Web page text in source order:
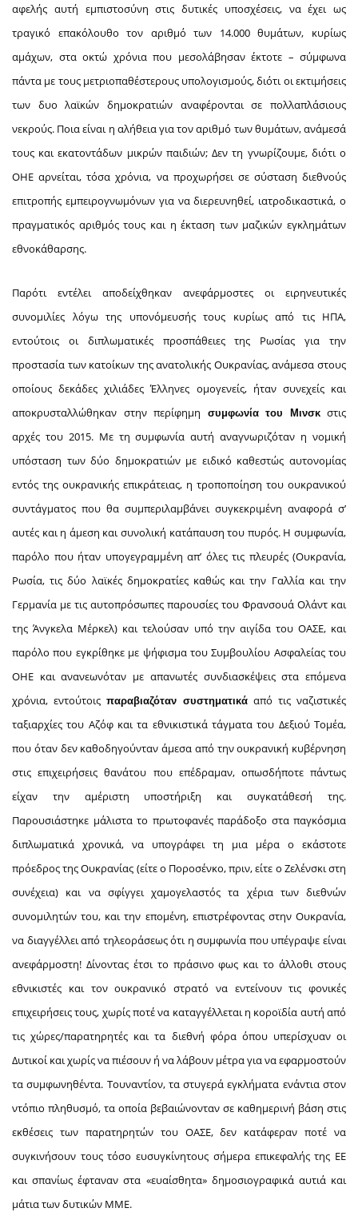
αφελής αυτή εμπιστοσύνη στις δυτικές υποσχέσεις, να έχει ως
τραγικό επακόλουθο τον αριθμό των 14.000 θυμάτων, κυρίως
αμάχων, στα οκτώ χρόνια που μεσολάβησαν έκτοτε – σύμφωνα
πάντα με τους μετριοπαθέστερους υπολογισμούς, διότι οι εκτιμήσεις
των δυο λαϊκών δημοκρατιών αναφέρονται σε πολλαπλάσιους
νεκρούς. Ποια είναι η αλήθεια για τον αριθμό των θυμάτων, ανάμεσά
τους και εκατοντάδων μικρών παιδιών; Δεν τη γνωρίζουμε, διότι ο
ΟΗΕ αρνείται, τόσα χρόνια, να προχωρήσει σε σύσταση διεθνούς
επιτροπής εμπειρογνωμόνων για να διερευνηθεί, ιατροδικαστικά, ο
πραγματικός αριθμός τους και η έκταση των μαζικών εγκλημάτων
εθνοκάθαρσης.
Παρότι εντέλει αποδείχθηκαν ανεφάρμοστες οι ειρηνευτικές
συνομιλίες λόγω της υπονόμευσής τους κυρίως από τις ΗΠΑ,
εντούτοις οι διπλωματικές προσπάθειες της Ρωσίας για την
προστασία των κατοίκων της ανατολικής Ουκρανίας, ανάμεσα στους
οποίους δεκάδες χιλιάδες Έλληνες ομογενείς, ήταν συνεχείς και
αποκρυσταλλώθηκαν στην περίφημη συμφωνία του Μινσκστις
αρχές του 2015. Με τη συμφωνία αυτή αναγνωριζόταν η νομική
υπόσταση των δύο δημοκρατιών με ειδικό καθεστώς αυτονομίας
εντός της ουκρανικής επικράτειας, η τροποποίηση του ουκρανικού
συντάγματος που θα συμπεριλαμβάνει συγκεκριμένη αναφορά σ’
αυτές και η άμεση και συνολική κατάπαυση του πυρός. Η συμφωνία,
παρόλο που ήταν υπογεγραμμένη απ’ όλες τις πλευρές (Ουκρανία,
Ρωσία, τις δύο λαϊκές δημοκρατίες καθώς και την Γαλλία και την
Γερμανία με τις αυτοπρόσωπες παρουσίες του Φρανσουά Ολάντ και
της Άνγκελα Μέρκελ) και τελούσαν υπό την αιγίδα του ΟΑΣΕ, και
παρόλο που εγκρίθηκε με ψήφισμα του Συμβουλίου Ασφαλείας του
ΟΗΕ και ανανεωνόταν με απανωτές συνδιασκέψεις στα επόμενα
χρόνια, εντούτοιςπαραβιαζόταν συστηματικάαπό τις ναζιστικές
ταξιαρχίες του Αζόφ και τα εθνικιστικά τάγματα του Δεξιού Τομέα,
που όταν δεν καθοδηγούνταν άμεσα από την ουκρανική κυβέρνηση
στις επιχειρήσεις θανάτου που επέδραμαν, οπωσδήποτε πάντως
είχαν την αμέριστη υποστήριξη και συγκατάθεσή της.
Παρουσιάστηκε μάλιστα το πρωτοφανές παράδοξο στα παγκόσμια
διπλωματικά χρονικά, να υπογράφει τη μια μέρα ο εκάστοτε
πρόεδρος της Ουκρανίας (είτε ο Ποροσένκο, πριν, είτε ο Ζελένσκι στη
συνέχεια) και να σφίγγει χαμογελαστός τα χέρια των διεθνών
συνομιλητών του, και την επομένη, επιστρέφοντας στην Ουκρανία,
να διαγγέλλει από τηλεοράσεως ότι η συμφωνία που υπέγραψε είναι
ανεφάρμοστη! Δίνοντας έτσι το πράσινο φως και το άλλοθι στους
εθνικιστές και τον ουκρανικό στρατό να εντείνουν τις φονικές
επιχειρήσεις τους, χωρίς ποτέ να καταγγέλλεται η κοροϊδία αυτή από
τις χώρες/παρατηρητές και τα διεθνή φόρα όπου υπερίσχυαν οι
Δυτικοί και χωρίς να πιέσουν ή να λάβουν μέτρα για να εφαρμοστούν
τα συμφωνηθέντα. Τουναντίον, τα στυγερά εγκλήματα ενάντια στον
ντόπιο πληθυσμό, τα οποία βεβαιώνονταν σε καθημερινή βάση στις
εκθέσεις των παρατηρητών του ΟΑΣΕ, δεν κατάφεραν ποτέ να
συγκινήσουν τους τόσο ευσυγκίνητους σήμερα επικεφαλής της ΕΕ
και σπανίως έφταναν στα «ευαίσθητα» δημοσιογραφικά αυτιά και
μάτια των δυτικών ΜΜΕ.